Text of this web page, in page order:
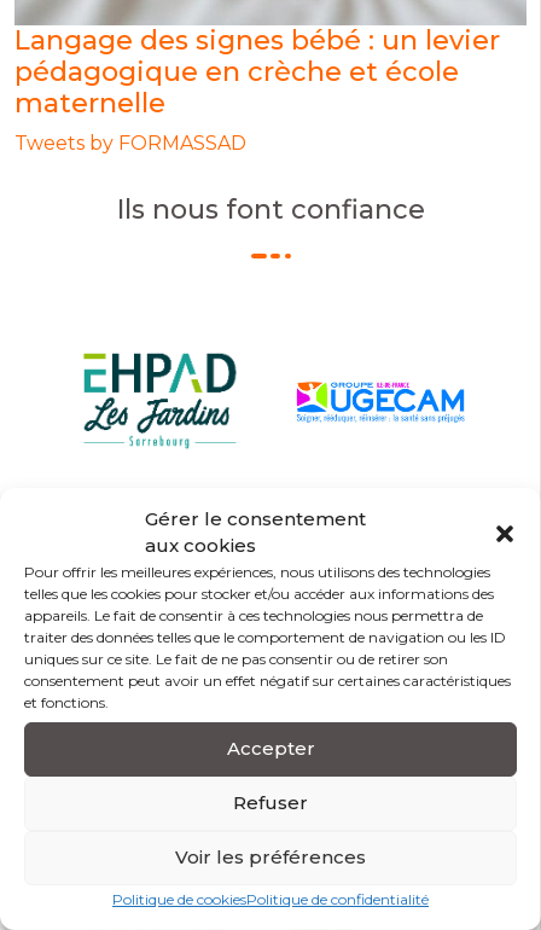
Gérer le consentement
aux cookies
Pour offrir les meilleures expériences, nous utilisons des technologies
telles que les cookies pour stocker et/ou accéder aux informations des
appareils. Le fait de consentir à ces technologies nous permettra de
traiter des données telles que le comportement de navigation ou les ID
uniques sur ce site. Le fait de ne pas consentir ou de retirer son
consentement peut avoir un effet négatif sur certaines caractéristiques
et fonctions.
Accepter
Refuser
Voir les préférences
Politique de cookiesPolitique de confidentialité
Langage des signes bébé : un levier
pédagogique en crèche et école
maternelle
Tweets by FORMASSAD
Ils nous font confiance